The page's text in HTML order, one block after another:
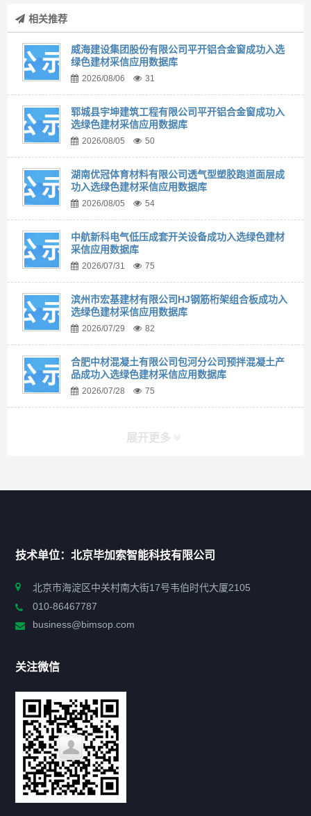
相关推荐
威海建设集团股份有限公司平开铝合金窗成功入选
绿色建材采信应用数据库
2026/08/06 31
郓城县宇坤建筑工程有限公司平开铝合金窗成功入
选绿色建材采信应用数据库
2026/08/05 50
湖南优冠体育材料有限公司透气型塑胶跑道面层成
功入选绿色建材采信应用数据库
2026/08/05 54
中航新科电气低压成套开关设备成功入选绿色建材
采信应用数据库
2026/07/31 75
滨州市宏基建材有限公司HJ钢筋桁架组合板成功入
选绿色建材采信应用数据库
2026/07/29 82
合肥中材混凝土有限公司包河分公司预拌混凝土产
品成功入选绿色建材采信应用数据库
2026/07/28 75
展开更多
政策法规
新闻资讯
工作动态
会议活动
技术单位：北京毕加索智能科技有限公司
北京市海淀区中关村南大街17号韦伯时代大厦2105
010-86467787
business@bimsop.com
关注微信